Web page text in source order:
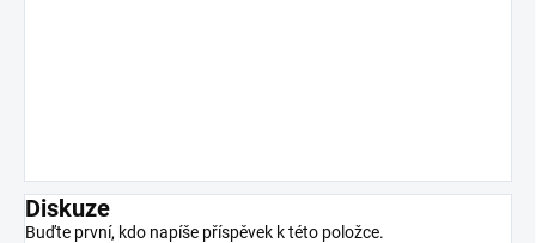
Diskuze
Buďte první, kdo napíše příspěvek k této položce.